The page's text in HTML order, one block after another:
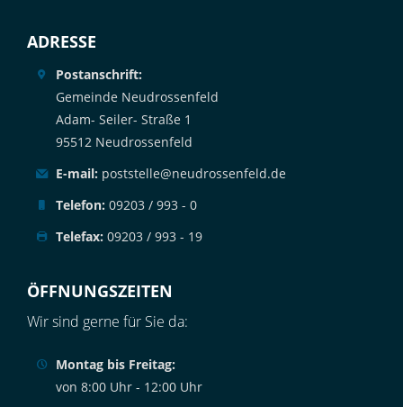
ADRESSE
Postanschrift:
Gemeinde Neudrossenfeld
Adam- Seiler- Straße 1
95512 Neudrossenfeld
E-mail: poststelle@neudrossenfeld.de
Telefon: 09203 / 993 - 0
Telefax: 09203 / 993 - 19
ÖFFNUNGSZEITEN
Wir sind gerne für Sie da:
Montag bis Freitag:
von 8:00 Uhr - 12:00 Uhr